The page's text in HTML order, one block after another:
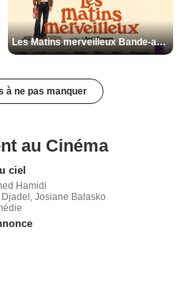
Les Matins merveilleux Bande-annonce VF
à ne pas manquer
au Cinéma
ciel
Hamidi
Josiane Balasko